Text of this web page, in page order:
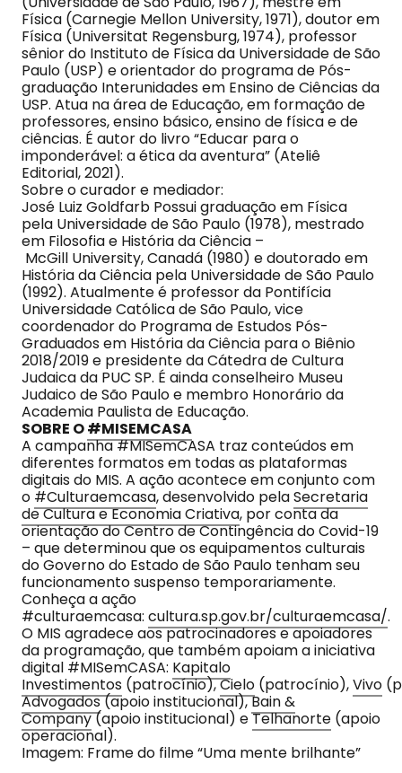
Física (Carnegie Mellon University, 1971), doutor em
Física (Universitat Regensburg, 1974), professor
sênior do Instituto de Física da Universidade de São
Paulo (USP) e orientador do programa de Pós-
graduação Interunidades em Ensino de Ciências da
USP. Atua na área de Educação, em formação de
professores, ensino básico, ensino de física e de
ciências. É autor do livro “Educar para o
imponderável: a ética da aventura” (Ateliê
Editorial, 2021).
Sobre o curador e mediador:
José Luiz Goldfarb Possui graduação em Física
pela Universidade de São Paulo (1978), mestrado
em Filosofia e História da Ciência –
McGill University, Canadá (1980) e doutorado em
História da Ciência pela Universidade de São Paulo
(1992). Atualmente é professor da Pontifícia
Universidade Católica de São Paulo, vice
coordenador do Programa de Estudos Pós-
Graduados em História da Ciência para o Biênio
2018/2019 e presidente da Cátedra de Cultura
Judaica da PUC SP. É ainda conselheiro Museu
Judaico de São Paulo e membro Honorário da
Academia Paulista de Educação.
SOBRE O#MISEMCASA
A campanha #MISemCASA traz conteúdos em
diferentes formatos em todas as plataformas
digitais do MIS. A ação acontece em conjunto com
o #Culturaemcasa, desenvolvido pelaSecretaria
de Cultura e Economia Criativa, por conta da
orientação do Centro de Contingência do Covid-19
– que determinou que os equipamentos culturais
do Governo do Estado de São Paulo tenham seu
funcionamento suspenso temporariamente.
Conheça a ação
#culturaemcasa: cultura.sp.gov.br/culturaemcasa/.
O MIS agradece aos patrocinadores e apoiadores
da programação, que também apoiam a iniciativa
digital #MISemCASA: Kapitalo
Investimentos (patrocínio),Cielo (patrocínio),Vivo
Advogados(apoio institucional),Bain &
Company(apoio institucional) eTelhanorte (apoio
operacional).
Imagem: Frame do filme “Uma mente brilhante”